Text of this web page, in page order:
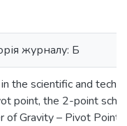
журналу: Б
in the scientific and
point, the 2-point
of Gravity – Pivot Point”